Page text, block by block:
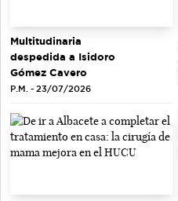
Multitudinaria
despedida a Isidoro
Gómez Cavero
P.M. - 23/07/2026